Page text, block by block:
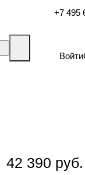
+7 495
Войти
42 390 руб.